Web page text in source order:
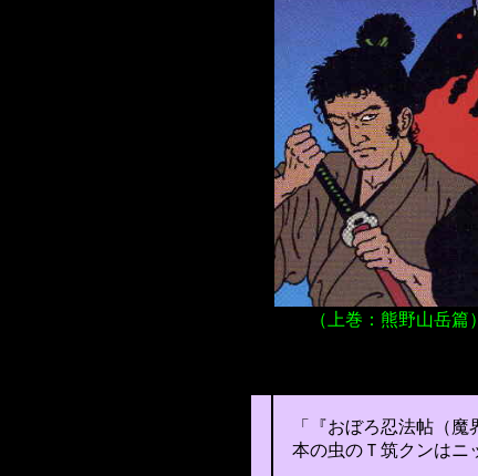
（上巻：熊野山岳
「『おぼろ忍法帖（魔
本の虫のＴ筑クンはニ